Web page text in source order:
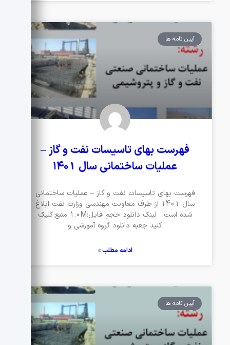
آیین نامه ها
فهرست بهای تاسیسات نفت و گاز –
عملیات ساختمانی سال ۱۴۰1
فهرست بهای تاسیسات نفت و گاز – عملیات ساختمانی
سال 1401 از طرف معاونت مهندسی وزارت نفت ابلاغ
شده است. لینک دانلود حجم فایل:1.0M منبع:کلیک
کنید جعبه دانلود گروه آموزشی و
ادامه مطلب »
آیین نامه ها